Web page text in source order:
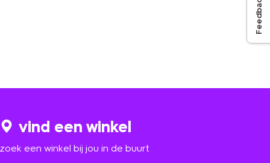
vind een winkel
zoek een winkel bij jou in de buurt
Feedback